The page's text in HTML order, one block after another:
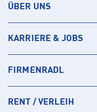
ÜBER UNS
KARRIERE & JOBS
FIRMENRADL
RENT / VERLEIH